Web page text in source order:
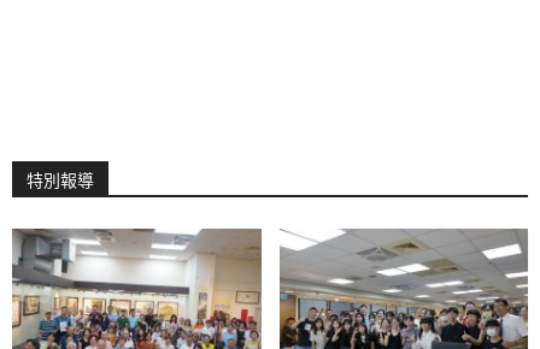
特別報導